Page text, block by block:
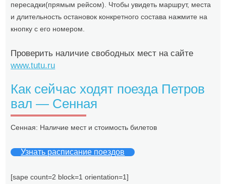
пересадки(прямым рейсом). Чтобы увидеть маршрут, места
и длительность остановок конкретного состава нажмите на
кнопку с его номером.
Проверить наличие свободных мест на сайте
www.tutu.ru
Как сейчас ходят поезда Петров
вал — Сенная
Сенная: Наличие мест и стоимость билетов
Узнать расписание поездов
[sape count=2 block=1 orientation=1]